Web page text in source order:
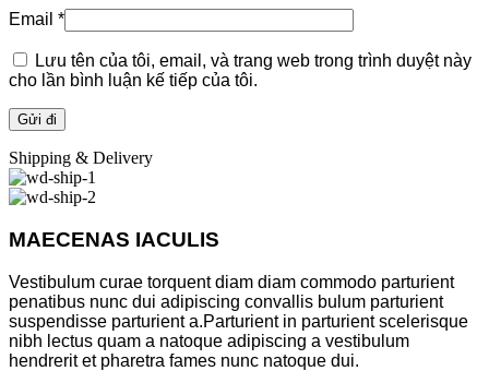
Email *
Lưu tên của tôi, email, và trang web trong trình duyệt này
cho lần bình luận kế tiếp của tôi.
Shipping & Delivery
MAECENAS IACULIS
Vestibulum curae torquent diam diam commodo parturient
penatibus nunc dui adipiscing convallis bulum parturient
suspendisse parturient a.Parturient in parturient scelerisque
nibh lectus quam a natoque adipiscing a vestibulum
hendrerit et pharetra fames nunc natoque dui.